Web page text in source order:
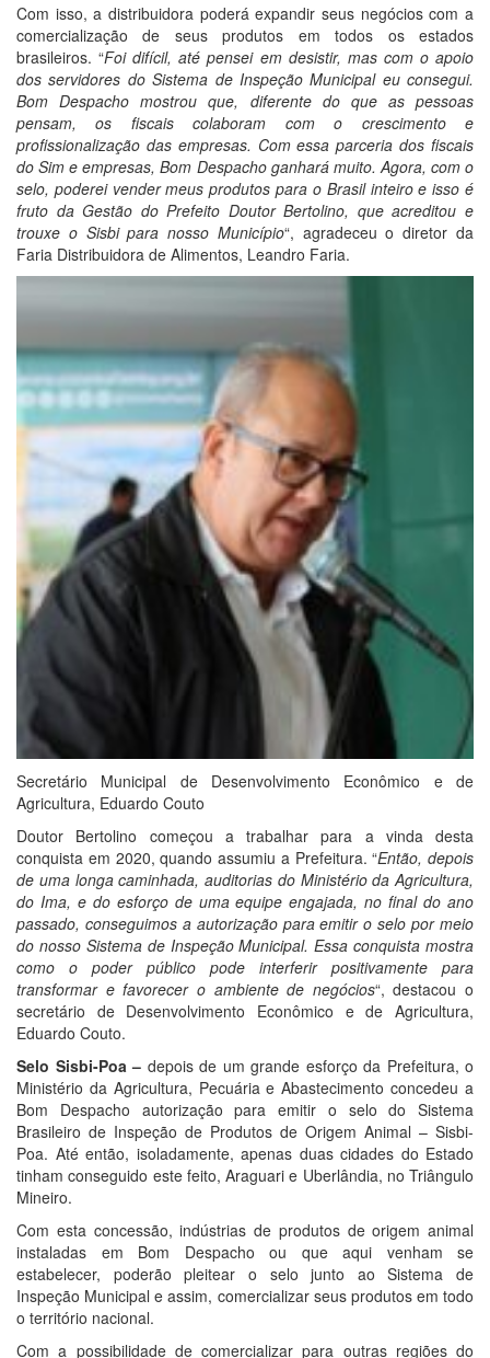
Com isso, a distribuidora poderá expandir seus negócios com a
comercialização de seus produtos em todos os estados
brasileiros. “Foi difícil, até pensei em desistir, mas com o apoio
dos servidores do Sistema de Inspeção Municipal eu consegui.
Bom Despacho mostrou que, diferente do que as pessoas
pensam, os fiscais colaboram com o crescimento e
profissionalização das empresas. Com essa parceria dos fiscais
do Sim e empresas, Bom Despacho ganhará muito. Agora, com o
selo, poderei vender meus produtos para o Brasil inteiro e isso é
fruto da Gestão do Prefeito Doutor Bertolino, que acreditou e
trouxe o Sisbi para nosso Município“, agradeceu o diretor da
Faria Distribuidora de Alimentos, Leandro Faria.
Secretário Municipal de Desenvolvimento Econômico e de
Agricultura, Eduardo Couto
Doutor Bertolino começou a trabalhar para a vinda desta
conquista em 2020, quando assumiu a Prefeitura. “Então, depois
de uma longa caminhada, auditorias do Ministério da Agricultura,
do Ima, e do esforço de uma equipe engajada, no final do ano
passado, conseguimos a autorização para emitir o selo por meio
do nosso Sistema de Inspeção Municipal. Essa conquista mostra
como o poder público pode interferir positivamente para
transformar e favorecer o ambiente de negócios“, destacou o
secretário de Desenvolvimento Econômico e de Agricultura,
Eduardo Couto.
Selo Sisbi-Poa – depois de um grande esforço da Prefeitura, o
Ministério da Agricultura, Pecuária e Abastecimento concedeu a
Bom Despacho autorização para emitir o selo do Sistema
Brasileiro de Inspeção de Produtos de Origem Animal – Sisbi-
Poa. Até então, isoladamente, apenas duas cidades do Estado
tinham conseguido este feito, Araguari e Uberlândia, no Triângulo
Mineiro.
Com esta concessão, indústrias de produtos de origem animal
instaladas em Bom Despacho ou que aqui venham se
estabelecer, poderão pleitear o selo junto ao Sistema de
Inspeção Municipal e assim, comercializar seus produtos em todo
o território nacional.
Com a possibilidade de comercializar para outras regiões do